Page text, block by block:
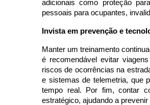
adicionais como proteção
pessoais para ocupantes,
Invista em prevenção e
Manter um treinamento
é recomendável evitar
riscos de ocorrências na
e sistemas de telemetria, que
tempo real. Por fim, contar
estratégico, ajudando a